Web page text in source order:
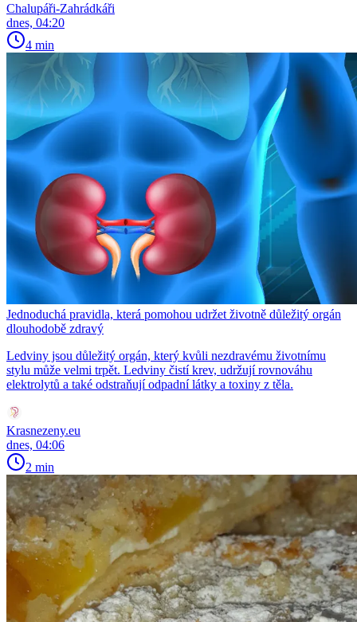
Chalupáři-Zahrádkáři
dnes, 04:20
4 min
Jednoduchá pravidla, která pomohou udržet životně důležitý orgán
dlouhodobě zdravý
Ledviny jsou důležitý orgán, který kvůli nezdravému životnímu
stylu může velmi trpět. Ledviny čistí krev, udržují rovnováhu
elektrolytů a také odstraňují odpadní látky a toxiny z těla.
Krasnezeny.eu
dnes, 04:06
2 min